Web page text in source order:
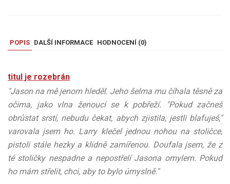
POPIS DALŠÍ INFORMACE HODNOCENÍ (0)
titul je rozebrán
"Jason na mě jenom hleděl. Jeho šelma mu číhala těsně za
očima, jako vlna ženoucí se k pobřeží. "Pokud začneš
obrůstat srstí, nebudu čekat, abych zjistila, jestli blafuješ,"
varovala jsem ho. Larry klečel jednou nohou na stoličce,
pistoli stále hezky a klidně zamířenou. Doufala jsem, že z
té stoličky nespadne a nepostřelí Jasona omylem. Pokud
ho mám střelit, chci, aby to bylo úmyslně."